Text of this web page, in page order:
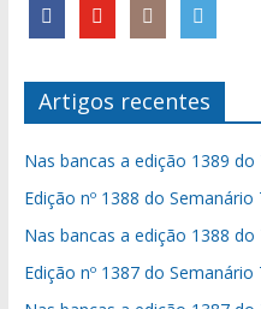
Artigos recentes
Nas bancas a edição 1389
Edição nº 1388 do
Nas bancas a edição 1388
Edição nº 1387 do